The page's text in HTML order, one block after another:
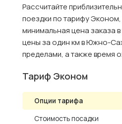
Рассчитайте
поездки по тарифу
минимальная цена заказа
цены за один км в Южно-
пределами, а также время
Тариф Эконом
Опции тарифа
Стоимость посадки